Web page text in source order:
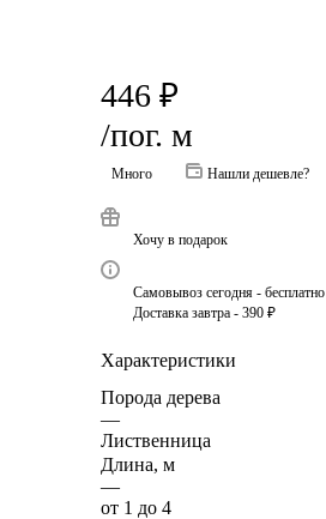
446 ₽
/пог. м
Много Нашли дешевле?
Хочу в подарок
Самовывоз сегодня - бесплатно
Доставка завтра - 390 ₽
Характеристики
Порода дерева
—
Лиственница
Длина, м
—
от 1 до 4